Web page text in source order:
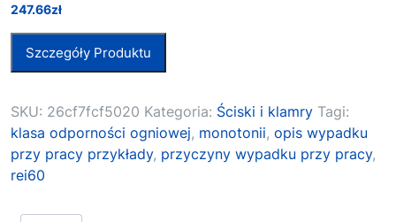
247.66zł
Szczegóły Produktu
SKU: 26cf7fcf5020 Kategoria: Ściski i klamry Tagi:
klasa odporności ogniowej, monotonii, opis wypadku
przy pracy przykłady, przyczyny wypadku przy pracy,
rei60